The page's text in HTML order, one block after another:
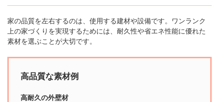
家の品質を左右するのは、使用する建材や設備です。ワンランク
上の家づくりを実現するためには、耐久性や省エネ性能に優れた
素材を選ぶことが大切です。
高品質な素材例
高耐久の外壁材